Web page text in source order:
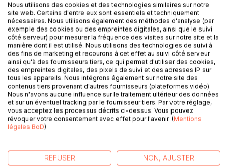
DESCRIPTION
Monographie de la commune de Saint-Médard-de-
Mussidan, commune de Dordogne au bord de la rivière
Isle.
AUTEUR(S)
CRITIQUES PRESSE
Nous utilisons des cookies et des technologies similaires sur notre
site web. Certains d'entre eux sont essentiels et techniquement
nécessaires. Nous utilisons également des méthodes d'analyse (par
exemple des cookies ou des empreintes digitales, ainsi que le suivi
côté serveur) pour mesurer la fréquence des visites sur notre site et la
manière dont il est utilisé. Nous utilisons des technologies de suivi à
des fins de marketing et recourons à cet effet au suivi côté serveur
ainsi qu'à des fournisseurs tiers, ce qui permet d'utiliser des cookies,
des empreintes digitales, des pixels de suivi et des adresses IP sur
tous les appareils. Nous intégrons également sur notre site des
contenus tiers provenant d'autres fournisseurs (plateformes vidéo).
Nous n'avons aucune influence sur le traitement ultérieur des données
et sur un éventuel tracking par le fournisseur tiers. Par votre réglage,
vous acceptez les processus décrits ci-dessus. Vous pouvez
révoquer votre consentement avec effet pour l'avenir. (Mentions
légales BoD)
REFUSER NON, AJUSTER